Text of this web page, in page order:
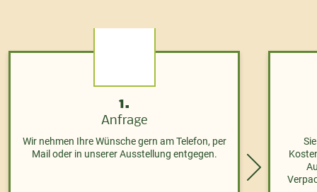
1.
Anfrage
Wir nehmen Ihre Wünsche gern am Telefon, per
Mail oder in unserer Ausstellung entgegen.